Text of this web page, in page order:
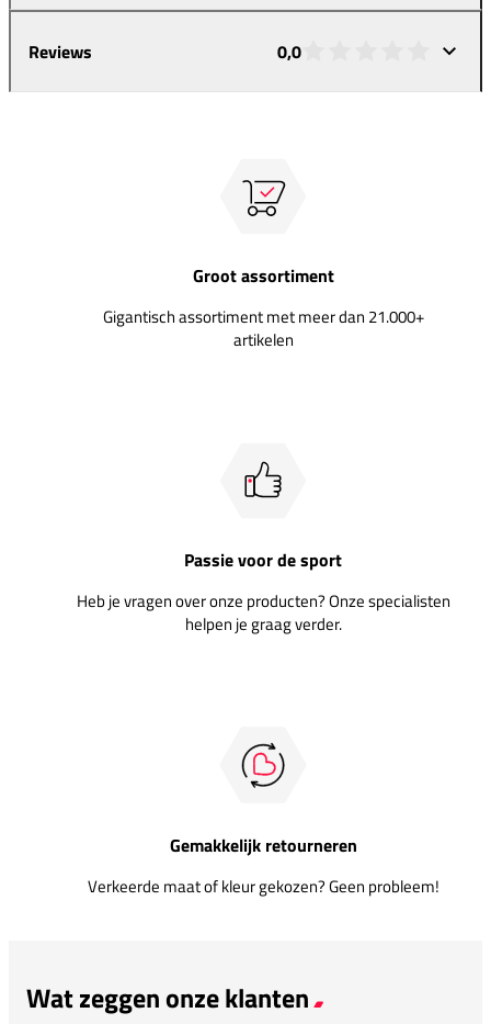
Reviews 0,0
Groot assortiment
Gigantisch assortiment met meer dan 21.000+
artikelen
Passie voor de sport
Heb je vragen over onze producten? Onze specialisten
helpen je graag verder.
Gemakkelijk retourneren
Verkeerde maat of kleur gekozen? Geen probleem!
Wat zeggen onze klanten